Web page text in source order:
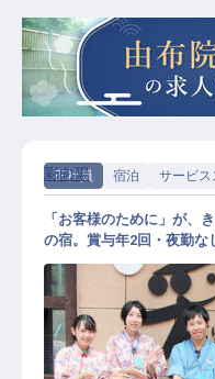
正社員 宿泊 サービス
彩向陽
「お客様のために」が、
の宿。賞与年2回・夜勤な